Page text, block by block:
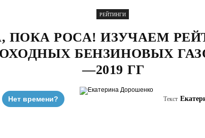
РЕЙТИНГИ
ПОКА РОСА! ИЗУЧАЕМ
БЕНЗИНОВЫХ
—2019 ГГ
Нет времени? Текст